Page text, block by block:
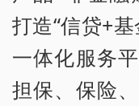
打造“信贷+
一体化服务
担保、保险